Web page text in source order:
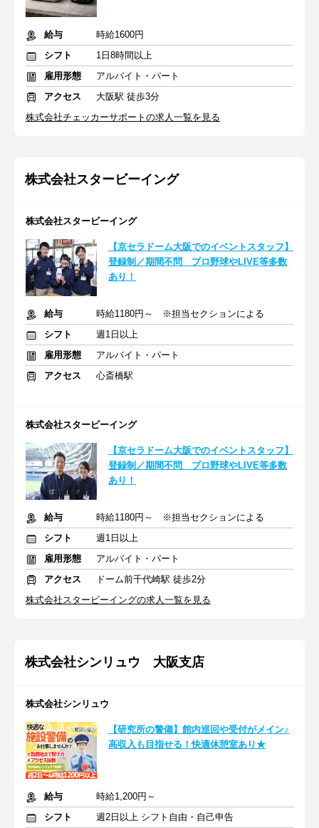
給与
時給1600円
シフト
1日8時間以上
雇用形態
アルバイト・パート
アクセス
大阪駅 徒歩3分
株式会社チェッカーサポートの求人一覧を見る
株式会社スタービーイング
株式会社スタービーイング
【京セラドーム大阪でのイベントスタッフ】
登録制／期間不問 プロ野球やLIVE等多数
あり！
給与
時給1180円～ ※担当セクションによる
シフト
週1日以上
雇用形態
アルバイト・パート
アクセス
心斎橋駅
株式会社スタービーイング
【京セラドーム大阪でのイベントスタッフ】
登録制／期間不問 プロ野球やLIVE等多数
あり！
給与
時給1180円～ ※担当セクションによる
シフト
週1日以上
雇用形態
アルバイト・パート
アクセス
ドーム前千代崎駅 徒歩2分
株式会社スタービーイングの求人一覧を見る
株式会社シンリュウ 大阪支店
株式会社シンリュウ
【研究所の警備】館内巡回や受付がメイン♪
高収入も目指せる！快適休憩室あり★
給与
時給1,200円～
シフト
週2日以上 シフト自由・自己申告